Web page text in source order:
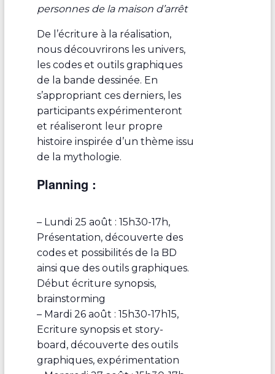
personnes de la maison d’arrêt
De l’écriture à la réalisation,
nous découvrirons les univers,
les codes et outils graphiques
de la bande dessinée. En
s’appropriant ces derniers, les
participants expérimenteront
et réaliseront leur propre
histoire inspirée d’un thème issu
de la mythologie.
Planning :
– Lundi 25 août : 15h30-17h,
Présentation, découverte des
codes et possibilités de la BD
ainsi que des outils graphiques.
Début écriture synopsis,
brainstorming
– Mardi 26 août : 15h30-17h15,
Ecriture synopsis et story-
board, découverte des outils
graphiques, expérimentation